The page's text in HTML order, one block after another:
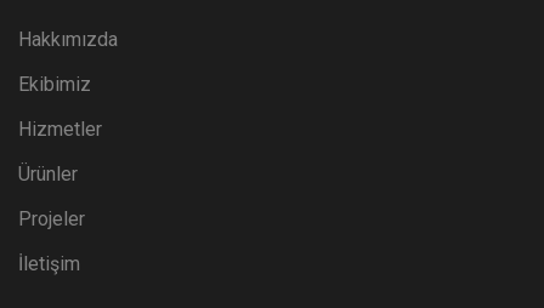
Hakkımızda
Ekibimiz
Hizmetler
Ürünler
Projeler
İletişim